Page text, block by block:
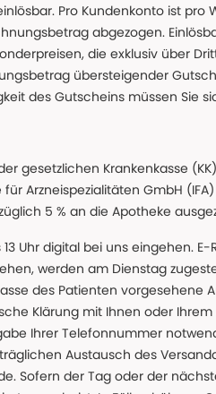
Pro Kundenkonto ist pro
abgezogen.
die exklusiv über
übersteigender
des Gutscheins müssen Sie
gesetzlichen Krankenkasse
Arzneispezialitäten GmbH
5 % an die Apotheke
Uhr digital bei uns eingehen.
werden am Dienstag
des Patienten
Klärung mit Ihnen oder
Ihrer Telefonnummer
Austausch des
Sofern der Tag oder der